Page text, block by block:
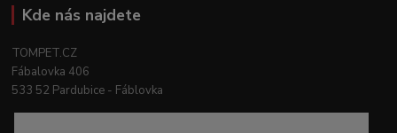
Kde nás najdete
TOMPET.CZ
Fábalovka 406
533 52 Pardubice - Fáblovka